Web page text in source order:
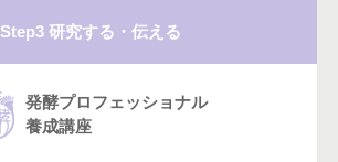
Step3 研究する・伝える
発酵プロフェッショナル
養成講座